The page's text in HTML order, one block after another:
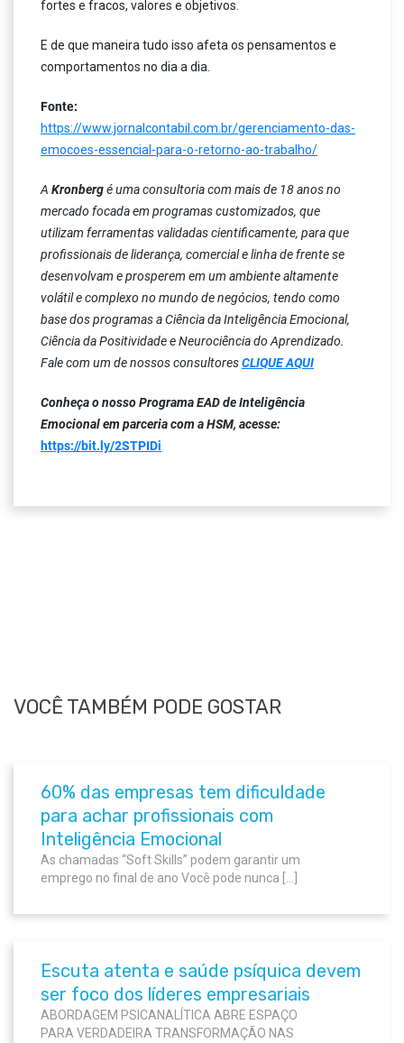
fortes e fracos, valores e objetivos.
E de que maneira tudo isso afeta os pensamentos e
comportamentos no dia a dia.
Fonte:
https://www.jornalcontabil.com.br/gerenciamento-das-
emocoes-essencial-para-o-retorno-ao-trabalho/
A Kronbergé uma consultoria com mais de 18 anos no
mercado focada em programas customizados, que
utilizam ferramentas validadas cientificamente, para que
profissionais de liderança, comercial e linha de frente se
desenvolvam e prosperem em um ambiente altamente
volátil e complexo no mundo de negócios, tendo como
base dos programas a Ciência da Inteligência Emocional,
Ciência da Positividade e Neurociência do Aprendizado.
Fale com um de nossos consultoresCLIQUE AQUI
Conheça o nosso Programa EAD de Inteligência
Emocional em parceria com a HSM, acesse:
https://bit.ly/2STPIDi
VOCÊ TAMBÉM PODE GOSTAR
60% das empresas tem dificuldade
para achar profissionais com
Inteligência Emocional
As chamadas “Soft Skills” podem garantir um
emprego no final de ano Você pode nunca […]
Escuta atenta e saúde psíquica devem
ser foco dos líderes empresariais
ABORDAGEM PSICANALÍTICA ABRE ESPAÇO
PARA VERDADEIRA TRANSFORMAÇÃO NAS